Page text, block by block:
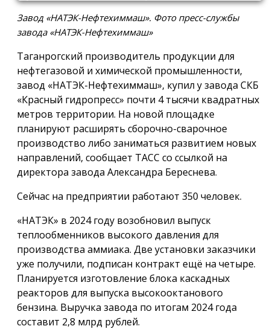
Завод «НАТЭК-Нефтехиммаш». Фото пресс-службы
завода «НАТЭК-Нефтехиммаш»
Таганрогский производитель продукции для
нефтегазовой и химической промышленности,
завод «НАТЭК-Нефтехиммаш», купил у завода СКБ
«Красный гидропресс» почти 4 тысячи квадратных
метров территории. На новой площадке
планируют расширять сборочно-сварочное
производство либо заниматься развитием новых
направлений, сообщает ТАСС со ссылкой на
директора завода Александра Береснева.
Сейчас на предприятии работают 350 человек.
«НАТЭК» в 2024 году возобновил выпуск
теплообменников высокого давления для
производства аммиака. Две установки заказчики
уже получили, подписан контракт ещё на четыре.
Планируется изготовление блока каскадных
реакторов для выпуска высокооктанового
бензина. Выручка завода по итогам 2024 года
составит 2,8 млрд рублей.